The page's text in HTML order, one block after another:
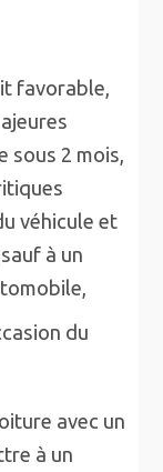
favorable,
sous 2 mois,
véhicule et
à un
du
avec un
à un